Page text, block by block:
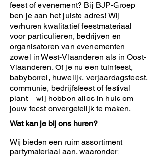
feest of evenement? Bij BJP-Groep
ben je aan het juiste adres! Wij
verhuren kwalitatief feestmateriaal
voor particulieren, bedrijven en
organisatoren van evenementen
zowel in West-Vlaanderen als in Oost-
Vlaanderen. Of je nu een tuinfeest,
babyborrel, huwelijk, verjaardagsfeest,
communie, bedrijfsfeest of festival
plant – wij hebben alles in huis om
jouw feest onvergetelijk te maken.
Wat kan je bij ons huren?
Wij bieden een ruim assortiment
partymateriaal aan, waaronder: